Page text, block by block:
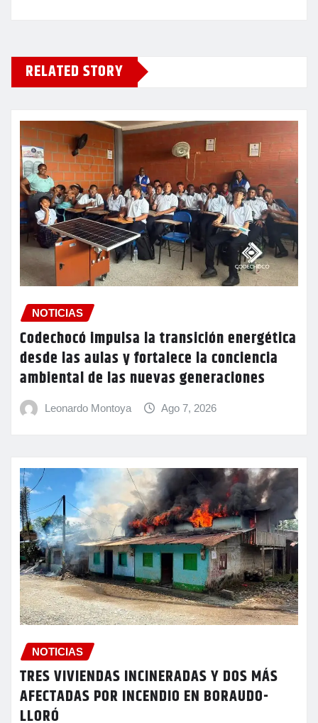
RELATED STORY
NOTICIAS
Codechocó impulsa la transición energética
desde las aulas y fortalece la conciencia
ambiental de las nuevas generaciones
Leonardo Montoya Ago 7, 2026
NOTICIAS
TRES VIVIENDAS INCINERADAS Y DOS MÁS
AFECTADAS POR INCENDIO EN BORAUDO-
LLORÓ